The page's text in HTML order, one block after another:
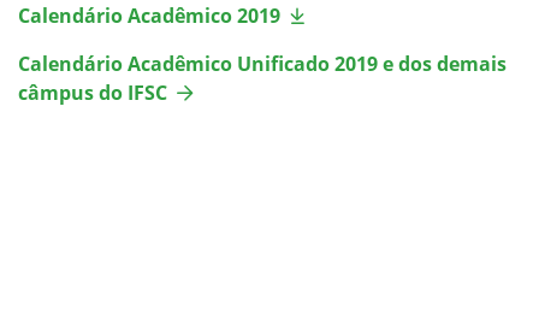
Calendário Acadêmico 2019
Calendário Acadêmico Unificado 2019 e dos demais
câmpus do IFSC